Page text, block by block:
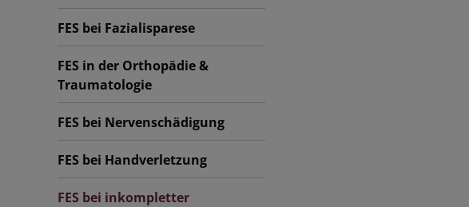
FES bei Fazialisparese
FES in der Orthopädie &
Traumatologie
FES bei Nervenschädigung
FES bei Handverletzung
FES bei inkompletter